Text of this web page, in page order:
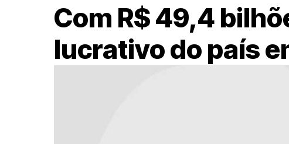
Com R$ 49,4
lucrativo do país